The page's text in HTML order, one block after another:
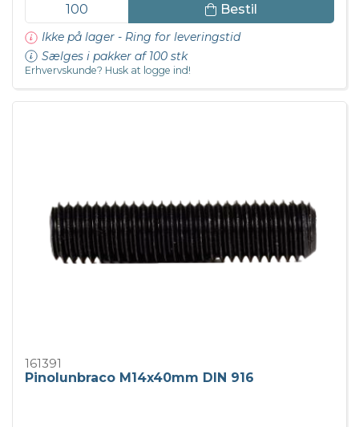
Bestil
Ikke på lager - Ring for leveringstid
Sælges i pakker af 100 stk
Erhvervskunde? Husk at logge ind!
161391
Pinolunbraco M14x40mm DIN 916